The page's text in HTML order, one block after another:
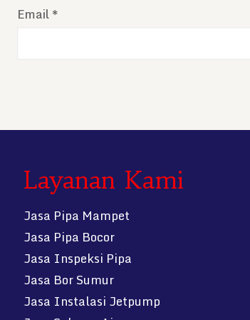
Email*
Layanan Kami
Jasa Pipa Mampet
Jasa Pipa Bocor
Jasa Inspeksi Pipa
Jasa Bor Sumur
Jasa Instalasi Jetpump